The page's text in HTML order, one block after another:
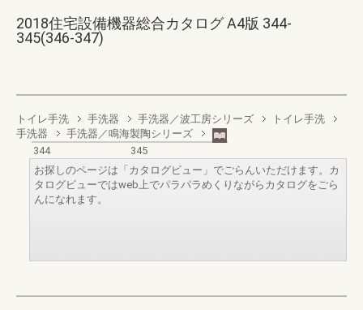
2018住宅設備機器総合カタログ A4版 344-
345(346-347)
トイレ手洗 手洗器 手洗器／波工房シリーズ
トイレ手洗
手洗器
手洗器／鳴海製陶シリーズ
344
345
お探しのページは「カタログビュー」でごらんいただけます。カ
タログビューではweb上でパラパラめくりながらカタログをごら
んになれます。